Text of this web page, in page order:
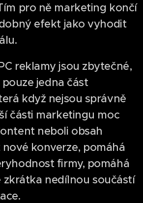
pro ně marketing končí
efekt jako vyhodit
reklamy jsou zbytečné,
jedna část
když nejsou správně
části marketingu moc
neboli obsah
konverze, pomáhá
firmy, pomáhá
zkrátka nedílnou součástí